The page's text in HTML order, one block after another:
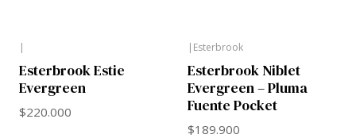
|
Esterbrook Estie
Evergreen
$220.000
| Esterbrook
Esterbrook Niblet
Evergreen – Pluma
Fuente Pocket
$189.900